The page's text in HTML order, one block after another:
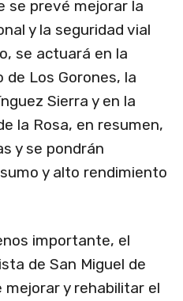
se prevé mejorar la
y la seguridad vial
se actuará en la
de Los Gorones, la
Sierra y en la
la Rosa, en resumen,
y se pondrán
y alto rendimiento
importante, el
de San Miguel de
y rehabilitar el